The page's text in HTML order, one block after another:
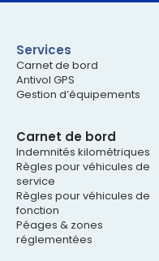
Services
Carnet de bord
Antivol GPS
Gestion d’équipements
Carnet de bord
Indemnités kilométriques
Règles pour véhicules de
service
Règles pour véhicules de
fonction
Péages & zones
réglementées